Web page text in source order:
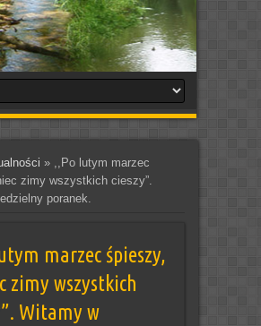
»
,,Po lutym marzec
zimy wszystkich cieszy”.
poranek.
marzec śpieszy,
zimy wszystkich
Witamy w